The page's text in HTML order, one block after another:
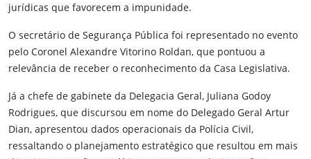
jurídicas que favorecem a impunidade.
O secretário de Segurança Pública foi representado no evento
pelo Coronel Alexandre Vitorino Roldan, que pontuou a
relevância de receber o reconhecimento da Casa Legislativa.
Já a chefe de gabinete da Delegacia Geral, Juliana Godoy
Rodrigues, que discursou em nome do Delegado Geral Artur
Dian, apresentou dados operacionais da Polícia Civil,
ressaltando o planejamento estratégico que resultou em mais